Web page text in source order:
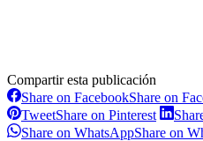
Compartir esta publicación
Share on FacebookShare on
TweetShare on Pinterest
Share on WhatsAppShare on